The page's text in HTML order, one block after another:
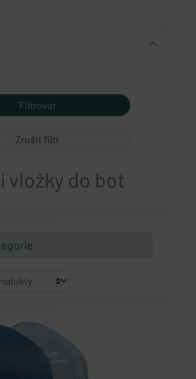
Zrušit filtr
vložky do bot